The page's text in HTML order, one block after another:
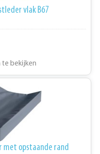
vlak B67
te bekijken
met opstaande rand